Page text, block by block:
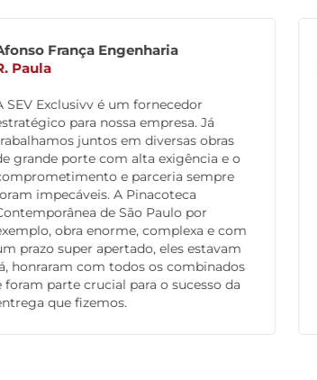
Atelier Lab Arquitetura
L. Abreu
SEV Exclusivv é uma parceria que não
abro mão. São meus parceiros desde
que comecei no ramo de projetos e obra,
sempre foram muito ponta firme, sem
preguiça de solucionar problemas. Os
produtos tem muita qualidade, o pós-
venda é super eficiente e a equipe é
bastante qualificada, com muita
experiência no ramo vidreiro. É aquele
fornecedor que eu indico de olhos
fechados.